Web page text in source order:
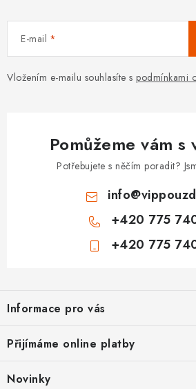
E-mail
Vložením e-mailu souhlasíte s podmínkami
Pomůžeme vám s
Potřebujete s něčím poradit?
info@
+420 775
+420 775
p
a
Informace pro vás
Jak nakupovat
Přijímáme online platby
Novinky